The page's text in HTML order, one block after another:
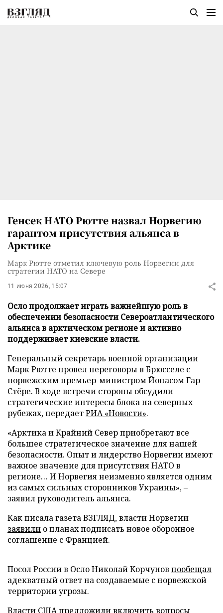
Генсек НАТО Рютте назвал Норвегию
гарантом присутствия альянса в
Арктике
Марк Рютте отметил ключевую роль Норвегии для
стратегии НАТО на Севере
11 июня 2026, 15:07
Осло продолжает играть важнейшую роль в
обеспечении безопасности Североатлантического
альянса в арктическом регионе и активно
поддерживает киевские власти.
Генеральный секретарь военной организации
Марк Рютте провел переговоры в Брюсселе с
норвежским премьер-министром Йонасом Гар
Стёре. В ходе встречи стороны обсудили
стратегические интересы блока на северных
рубежах, передаетРИА «Новости».
«Арктика и Крайний Север приобретают все
большее стратегическое значение для нашей
безопасности. Опыт и лидерство Норвегии имеют
важное значение для присутствия НАТО в
регионе… И Норвегия неизменно является одним
из самых сильных сторонников Украины», –
заявил руководитель альянса.
Как писала газета ВЗГЛЯД, власти Норвегии
заявили о планах подписать новое оборонное
соглашение с Францией.
Посол России в Осло Николай Корчунов пообещал
адекватный ответ на создаваемые с норвежской
территории угрозы.
Власти СШАпредложиливключить вопросы